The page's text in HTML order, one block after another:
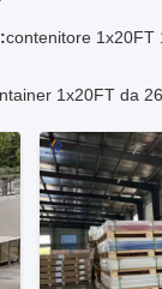
contenitore 1x20FT
1x20FT da